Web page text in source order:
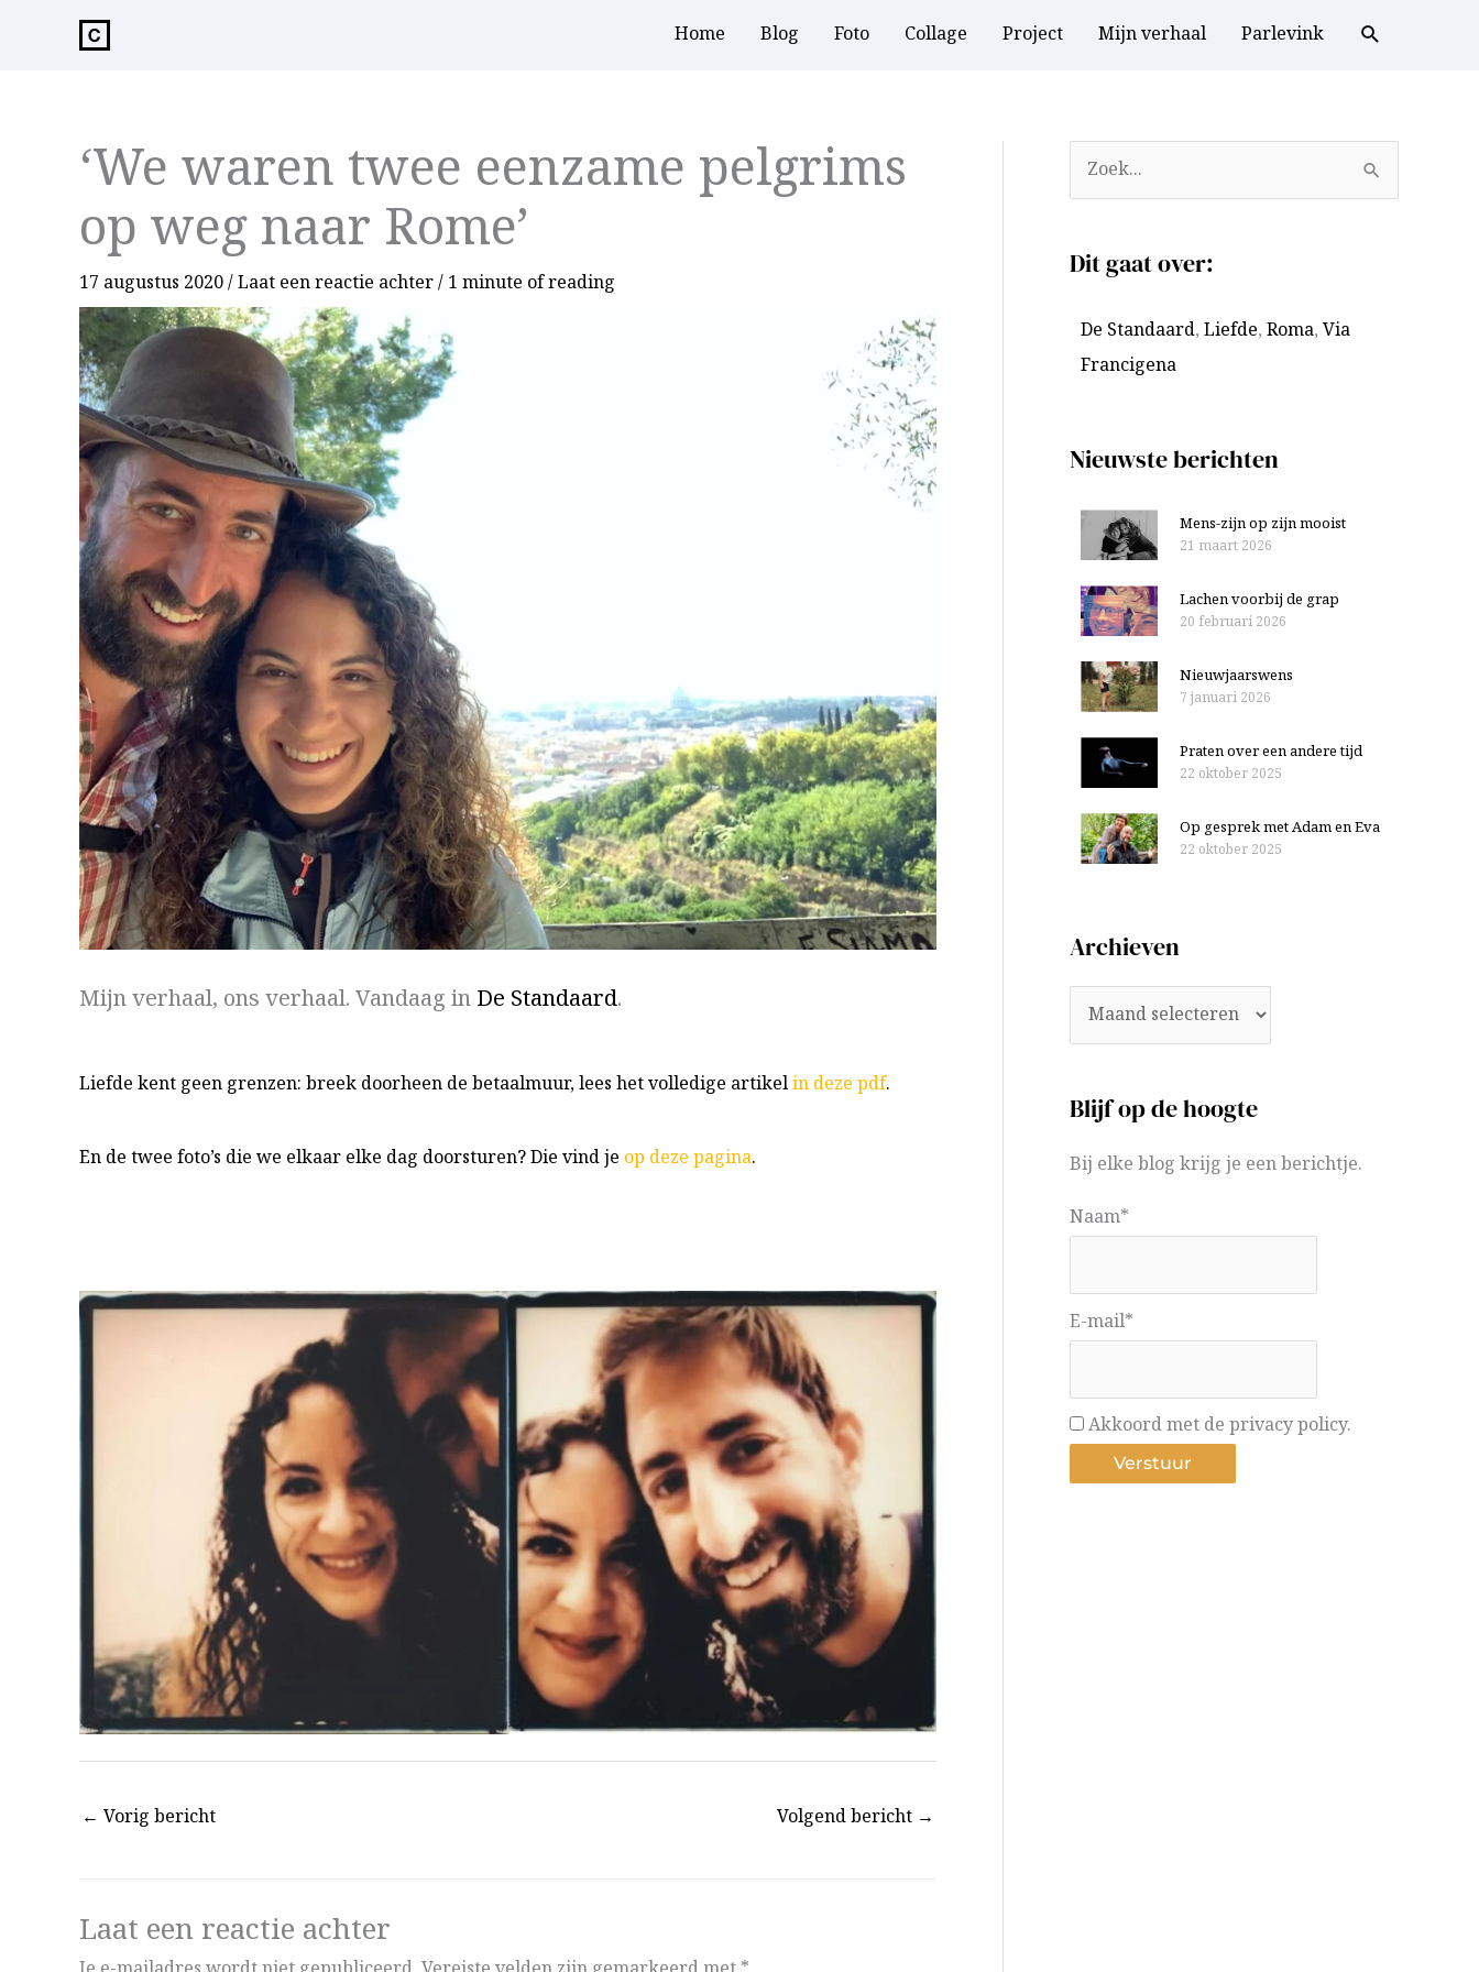
Home Blog Foto Collage Project Mijn verhaal Parlevink
‘We waren twee eenzame pelgrims
op weg naar Rome’
17 augustus 2020/Laat een reactie achter/ 1 minute of reading
Mijn verhaal, ons verhaal. Vandaag inDe Standaard.
Liefde kent geen grenzen: breek doorheen de betaalmuur, lees het volledige artikelin deze pdf.
En de twee foto’s die we elkaar elke dag doorsturen? Die vind je op deze pagina.
← Vorig bericht Volgend bericht →
Laat een reactie achter
o
k
:
Dit gaat over:
De Standaard, Liefde, Roma, Via
Francigena
Nieuwste berichten
Mens-zijn op zijn mooist
21 maart 2026
Lachen voorbij de grap
20 februari 2026
Nieuwjaarswens
7 januari 2026
Praten over een andere tijd
22 oktober 2025
Op gesprek met Adam en Eva
22 oktober 2025
Archieven
r
h
Blijf op de hoogte
Bij elke blog krijg je een berichtje.
Naam*
E-mail*
Akkoord met de privacy policy.